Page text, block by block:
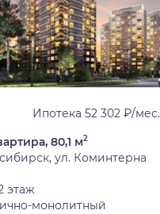
Ипотека 52 302 ₽/мес.
80,1 м2
ул. Коминтерна
этаж
монолитный